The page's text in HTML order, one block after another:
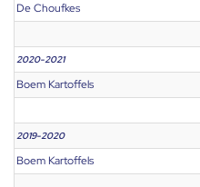
De Choufkes
2020-2021
Boem Kartoffels
2019-2020
Boem Kartoffels